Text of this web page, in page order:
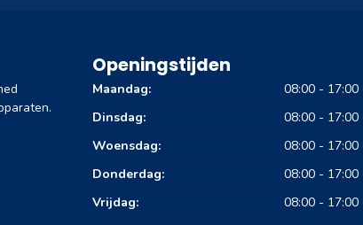
Openingstijden
Maandag:
08:00 - 17:00
Dinsdag:
08:00 - 17:00
Woensdag:
08:00 - 17:00
Donderdag:
08:00 - 17:00
Vrijdag:
08:00 - 17:00